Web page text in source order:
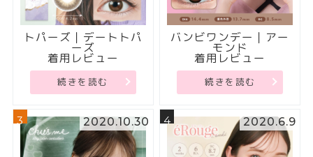
トパーズ｜デートトパ
ーズ
着用レビュー
続きを読む
バンビワンデー｜アー
モンド
着用レビュー
続きを読む
3 2020.10.30 4 2020.6.9